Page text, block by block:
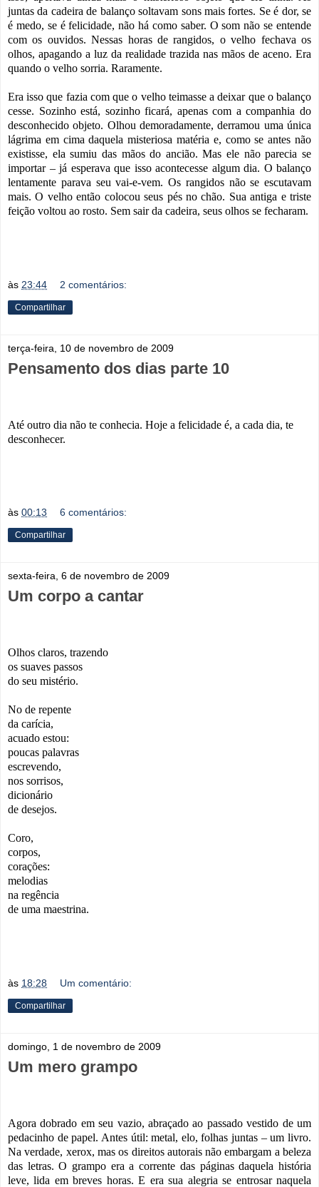
juntas da cadeira de balanço soltavam sons mais fortes. Se é dor, se
é medo, se é felicidade, não há como saber. O som não se entende
com os ouvidos. Nessas horas de rangidos, o velho fechava os
olhos, apagando a luz da realidade trazida nas mãos de aceno. Era
quando o velho sorria. Raramente.
Era isso que fazia com que o velho teimasse a deixar que o balanço
cesse. Sozinho está, sozinho ficará, apenas com a companhia do
desconhecido objeto. Olhou demoradamente, derramou uma única
lágrima em cima daquela misteriosa matéria e, como se antes não
existisse, ela sumiu das mãos do ancião. Mas ele não parecia se
importar – já esperava que isso acontecesse algum dia. O balanço
lentamente parava seu vai-e-vem. Os rangidos não se escutavam
mais. O velho então colocou seus pés no chão. Sua antiga e triste
feição voltou ao rosto. Sem sair da cadeira, seus olhos se fecharam.
às 23:44 2 comentários:
Compartilhar
terça-feira, 10 de novembro de 2009
Pensamento dos dias parte 10
Até outro dia não te conhecia. Hoje a felicidade é, a cada dia, te
desconhecer.
às 00:13 6 comentários:
Compartilhar
sexta-feira, 6 de novembro de 2009
Um corpo a cantar
Olhos claros, trazendo
os suaves passos
do seu mistério.
No de repente
da carícia,
acuado estou:
poucas palavras
escrevendo,
nos sorrisos,
dicionário
de desejos.
Coro,
corpos,
corações:
melodias
na regência
de uma maestrina.
às 18:28 Um comentário:
Compartilhar
domingo, 1 de novembro de 2009
Um mero grampo
Agora dobrado em seu vazio, abraçado ao passado vestido de um
pedacinho de papel. Antes útil: metal, elo, folhas juntas – um livro.
Na verdade, xerox, mas os direitos autorais não embargam a beleza
das letras. O grampo era a corrente das páginas daquela história
leve, lida em breves horas. E era sua alegria se entrosar naquela